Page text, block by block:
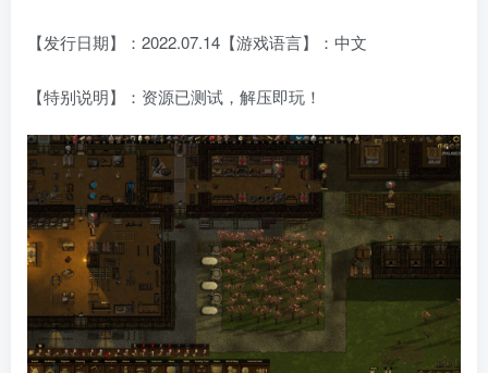
【发行日期】：2022.07.14【游戏语言】：中文
【特别说明】：资源已测试，解压即玩！